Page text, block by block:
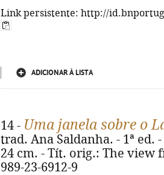
Link persistente: http://
ADICIONAR À LISTA
14 - Uma janela sobre o
trad. Ana Saldanha. - 1ª ed.
24 cm. - Tít. orig.: The view
989-23-6912-9